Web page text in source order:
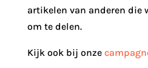
artikelen van anderen die
om te delen.
Kijk ook bij onze